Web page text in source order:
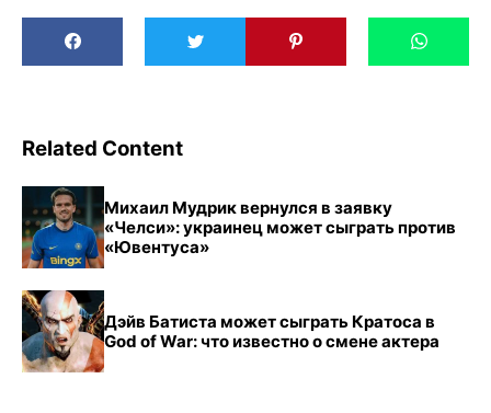
Related Content
Михаил Мудрик вернулся в заявку
«Челси»: украинец может сыграть против
«Ювентуса»
Дэйв Батиста может сыграть Кратоса в
God of War: что известно о смене актера